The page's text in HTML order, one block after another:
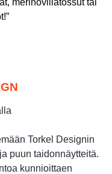
merinovillatossut tai
Torkel Designin
puun taidonnäytteitä.
kunnioittaen